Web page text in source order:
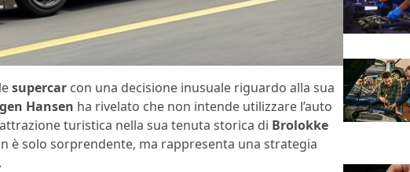
supercar con una decisione inusuale riguardo alla sua
Hansen ha rivelato che non intende utilizzare l’auto
turistica nella sua tenuta storica di Brolokke
è solo sorprendente, ma rappresenta una strategia
.